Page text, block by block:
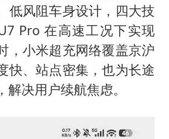
低风阻车身设计，四大技
Pro 在高速工况下实现
，小米超充网络覆盖京沪
快、站点密集，也为长途
决用户续航焦虑。